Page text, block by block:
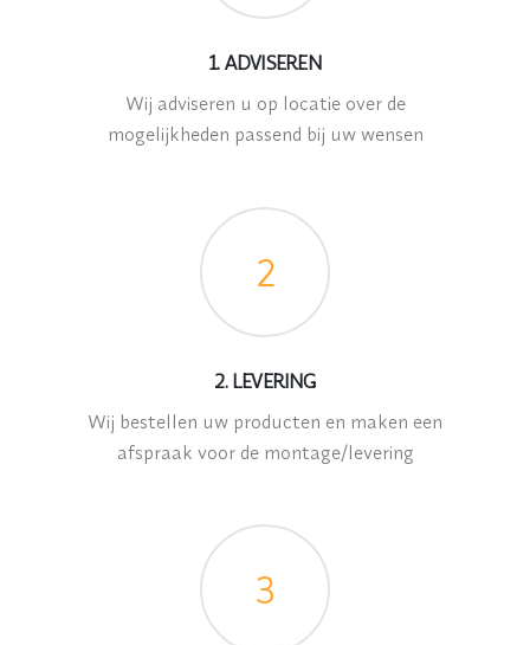
1. ADVISEREN
Wij adviseren u op locatie over de
mogelijkheden passend bij uw wensen
2
2. LEVERING
Wij bestellen uw producten en maken een
afspraak voor de montage/levering
3